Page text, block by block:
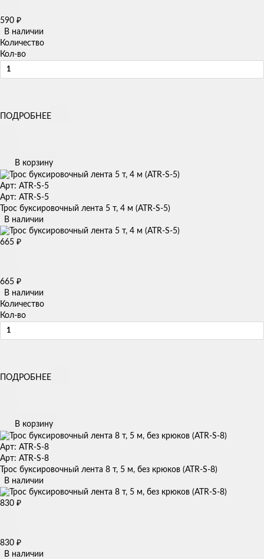
590 ₽
В наличии
Количество
Кол-во
ПОДРОБНЕЕ
В корзину
Арт: ATR-S-5
Арт: ATR-S-5
Трос буксировочный лента 5 т, 4 м (ATR-S-5)
В наличии
665 ₽
665 ₽
В наличии
Количество
Кол-во
ПОДРОБНЕЕ
В корзину
Арт: ATR-S-8
Арт: ATR-S-8
Трос буксировочный лента 8 т, 5 м, без крюков (ATR-S-8)
В наличии
830 ₽
830 ₽
В наличии